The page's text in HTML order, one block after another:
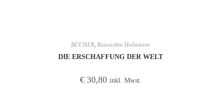
BÜCHER, Russisches Heilwissen
DIE ERSCHAFFUNG DER WELT
€30,80 inkl. Mwst.